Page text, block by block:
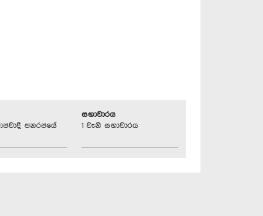
ජනරජයේ
සභාවාරය
1 වැනි සභාවාරය